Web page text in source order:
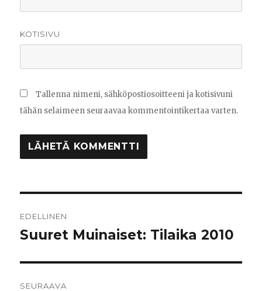
KOTISIVU
Tallenna nimeni, sähköpostiosoitteeni ja kotisivuni
tähän selaimeen seuraavaa kommentointikertaa varten.
selaus
EDELLINEN
Edellinen
Suuret Muinaiset: Tilaika 2010
SEURAAVA